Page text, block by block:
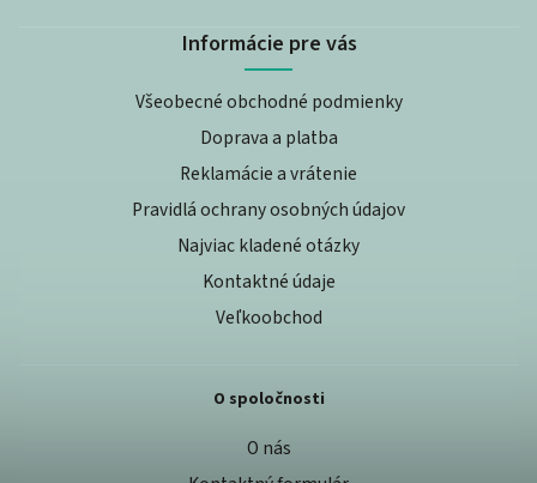
Informácie pre vás
Všeobecné obchodné podmienky
Doprava a platba
Reklamácie a vrátenie
Pravidlá ochrany osobných údajov
Najviac kladené otázky
Kontaktné údaje
Veľkoobchod
O spoločnosti
O nás